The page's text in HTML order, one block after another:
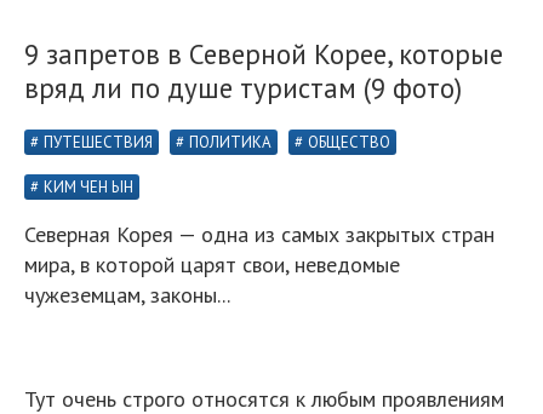
9 запретов в Северной Корее, которые
вряд ли по душе туристам (9 фото)
ПУТЕШЕСТВИЯ ПОЛИТИКА ОБЩЕСТВО
КИМ ЧЕН ЫН
Северная Корея — одна из самых закрытых стран
мира, в которой царят свои, неведомые
чужеземцам, законы...
Тут очень строго относятся к любым проявлениям